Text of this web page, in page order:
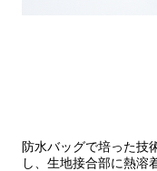
防水バッグで培った技
し、生地接合部に熱溶